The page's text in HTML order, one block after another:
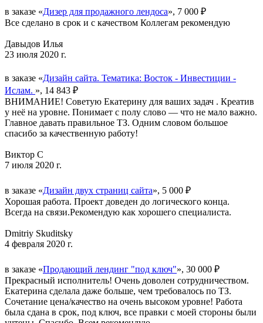
в заказе «Дизер для продажного лендоса», 7 000 ₽
Все сделано в срок и с качеством Коллегам рекомендую
Давыдов Илья
23 июля 2020 г.
в заказе «Дизайн сайта. Тематика: Восток - Инвестиции -
Ислам. », 14 843 ₽
ВНИМАНИЕ! Советую Екатерину для ваших задач . Креатив
у неё на уровне. Понимает с полу слово — что не мало важно.
Главное давать правильное ТЗ. Одним словом большое
спасибо за качественную работу!
Виктор С
7 июля 2020 г.
в заказе «Дизайн двух страниц сайта», 5 000 ₽
Хорошая работа. Проект доведен до логического конца.
Всегда на связи.Рекомендую как хорошего специалиста.
Dmitriy Skuditsky
4 февраля 2020 г.
в заказе «Продающий лендинг "под ключ"», 30 000 ₽
Прекрасный исполнитель! Очень доволен сотрудничеством.
Екатерина сделала даже больше, чем требовалось по ТЗ.
Сочетание цена/качество на очень высоком уровне! Работа
была сдана в срок, под ключ, все правки с моей стороны были